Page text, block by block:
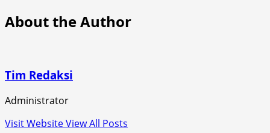
About the Author
Tim Redaksi
Administrator
Visit WebsiteView All Posts